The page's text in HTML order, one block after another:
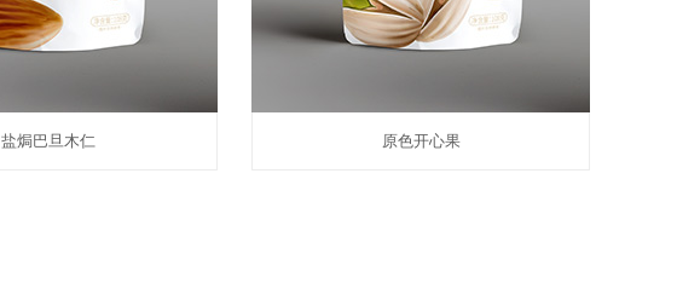
盐焗巴旦木仁 原色开心果